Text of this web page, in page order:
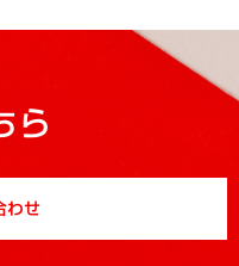
ら
わせ